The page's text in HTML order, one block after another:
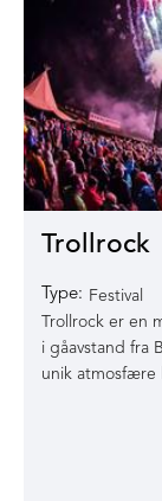
Trollrock
Type: Festival
Trollrock er en
i gåavstand fra
unik